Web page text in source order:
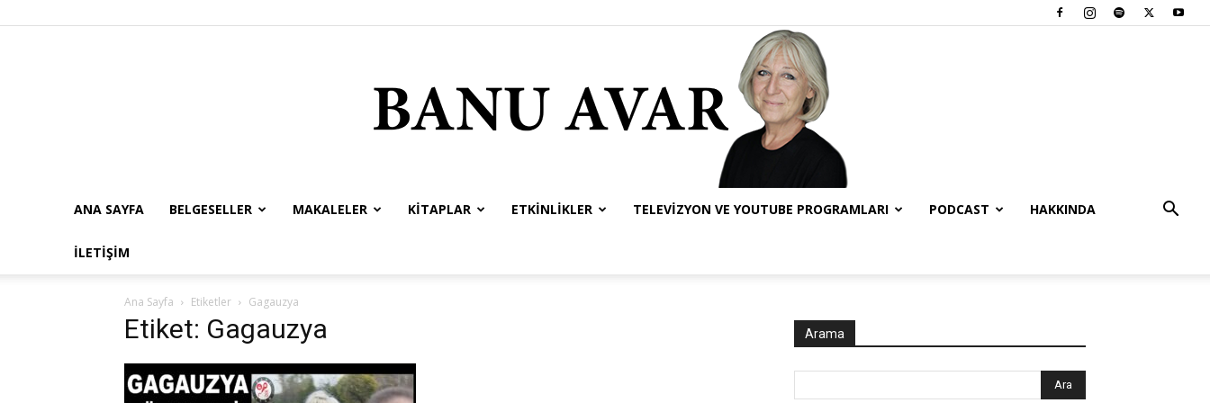
ANA SAYFA BELGESELLER MAKALELER KITAPLAR ETKINLIKLER TELEVIZYON VE YOUTUBE PROGRAMLARI PODCAST HAKKINDA
İLETIŞIM
Ana Sayfa Etiketler Gagauzya
Etiket: Gagauzya Arama